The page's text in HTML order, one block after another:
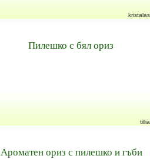
kristalas
Пилешко с бял ориз
tillia
Ароматен ориз с пилешко и гъби